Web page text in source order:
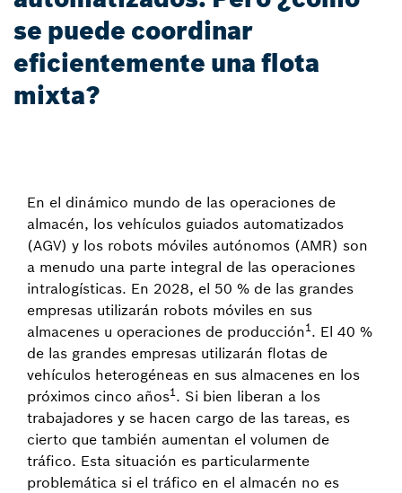
se puede coordinar
eficientemente una flota
mixta?
En el dinámico mundo de las operaciones de
almacén, los vehículos guiados automatizados
(AGV) y los robots móviles autónomos (AMR) son
a menudo una parte integral de las operaciones
intralogísticas. En 2028, el 50 % de las grandes
empresas utilizarán robots móviles en sus
almacenes u operaciones de producción1. El 40 %
de las grandes empresas utilizarán flotas de
vehículos heterogéneas en sus almacenes en los
próximos cinco años1. Si bien liberan a los
trabajadores y se hacen cargo de las tareas, es
cierto que también aumentan el volumen de
tráfico. Esta situación es particularmente
problemática si el tráfico en el almacén no es